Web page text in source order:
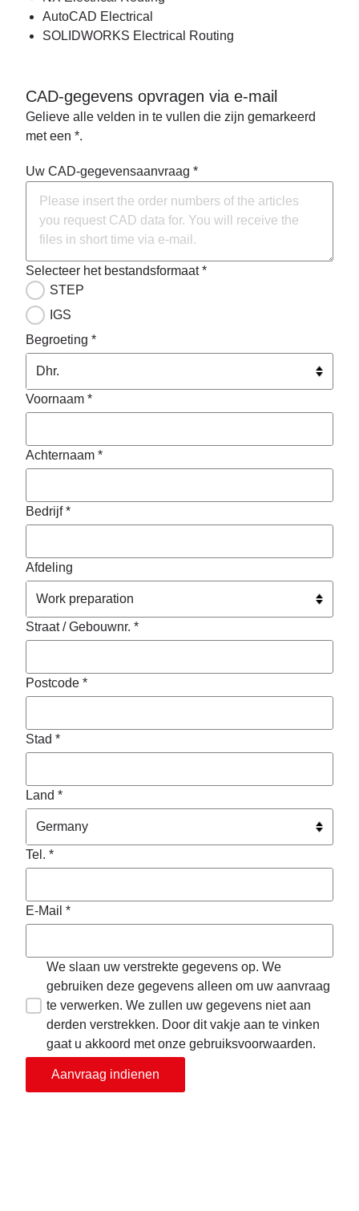
AutoCAD Electrical
SOLIDWORKS Electrical Routing
CAD-gegevens opvragen via e-mail
Gelieve alle velden in te vullen die zijn gemarkeerd
met een *.
Uw CAD-gegevensaanvraag *
Selecteer het bestandsformaat *
STEP
IGS
Begroeting *
Voornaam *
Achternaam *
Bedrijf *
Afdeling
Straat / Gebouwnr. *
Postcode *
Stad *
Land *
Tel. *
E-Mail *
We slaan uw verstrekte gegevens op. We
gebruiken deze gegevens alleen om uw aanvraag
te verwerken. We zullen uw gegevens niet aan
derden verstrekken. Door dit vakje aan te vinken
gaat u akkoord met onze gebruiksvoorwaarden.
Aanvraag indienen